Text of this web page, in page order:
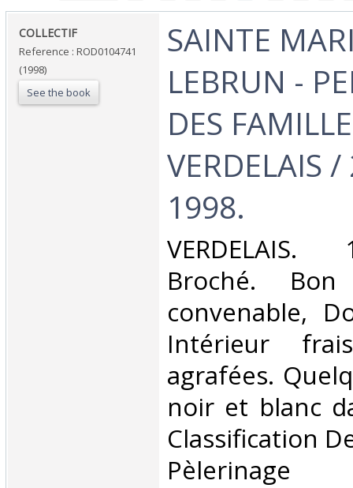
‎COLLECTIF‎
Reference : ROD0104741
(1998)
See the book
‎SAINTE
LEBRUN -
DES
VERDELAIS
1998.‎
Broché.
convenable,
Intérieur
agrafées.
noir et blanc
Classification
Pèlerinage‎